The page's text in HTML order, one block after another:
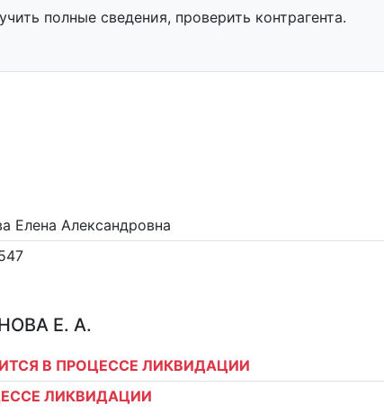
полные сведения, проверить контрагента.
Елена Александровна
Е. А.
В ПРОЦЕССЕ ЛИКВИДАЦИИ
ЛИКВИДАЦИИ